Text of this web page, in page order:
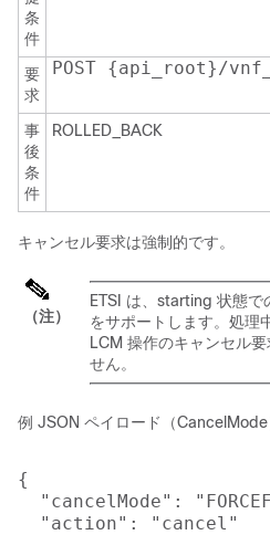
条
件
要
求
POST {api_root}/
事
後
条
件
ROLLED_BACK
キャンセル要求は強制的です。
（注）
ETSI は、starting 状態
をサポートします。処理
LCM 操作のキャンセル
せん。
例 JSON ペイロード（CancelMode
{
"cancelMode":
  "action": "cancel"